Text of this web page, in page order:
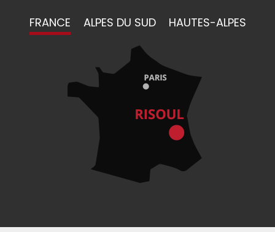
FRANCE ALPES DU SUD HAUTES-ALPES